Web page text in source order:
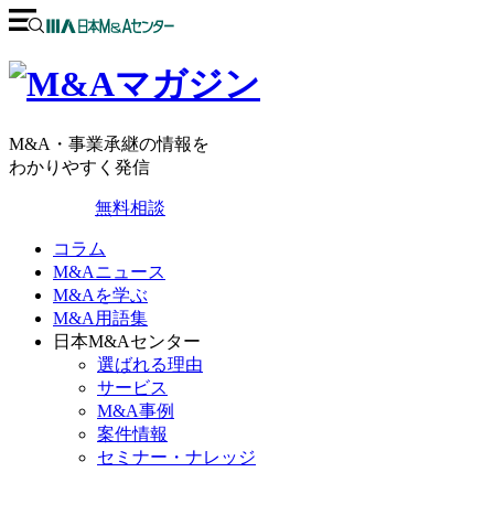
M&A・事業承継の情報を
わかりやすく発信
無料相談
コラム
M&Aニュース
M&Aを学ぶ
M&A用語集
日本M&Aセンター
選ばれる理由
サービス
M&A事例
案件情報
セミナー・ナレッジ